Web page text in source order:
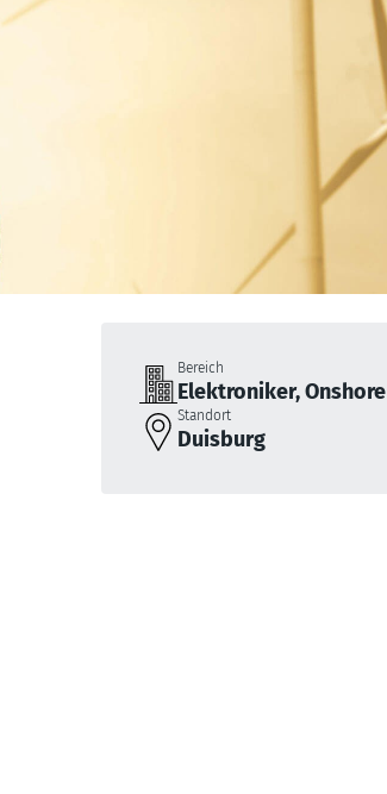
Bereich
Elektroniker, Onshore
Standort
Duisburg